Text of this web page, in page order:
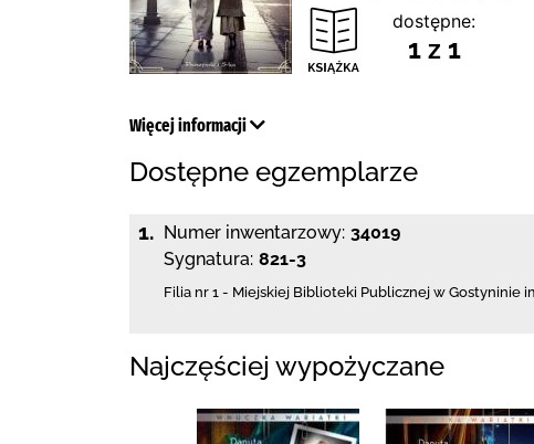
dostępne:
1 z 1
Więcej informacji
Dostępne egzemplarze
1. Numer inwentarzowy: 34019
Sygnatura: 821-3
Filia nr 1 - Miejskiej Biblioteki Publicznej w Gostyninie
Najczęściej wypożyczane